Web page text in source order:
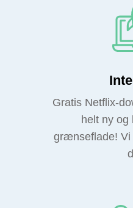
Gratis Netflix-
helt ny og
grænseflade! Vi